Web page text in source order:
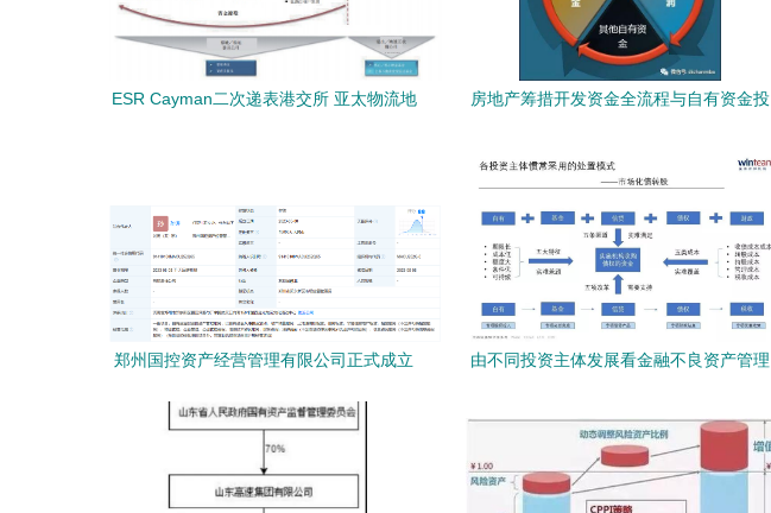
ESR Cayman二次递表港交所 亚太物流地
房地产筹措开发资金全流程与自有资金投
郑州国控资产经营管理有限公司正式成立
由不同投资主体发展看金融不良资产管理